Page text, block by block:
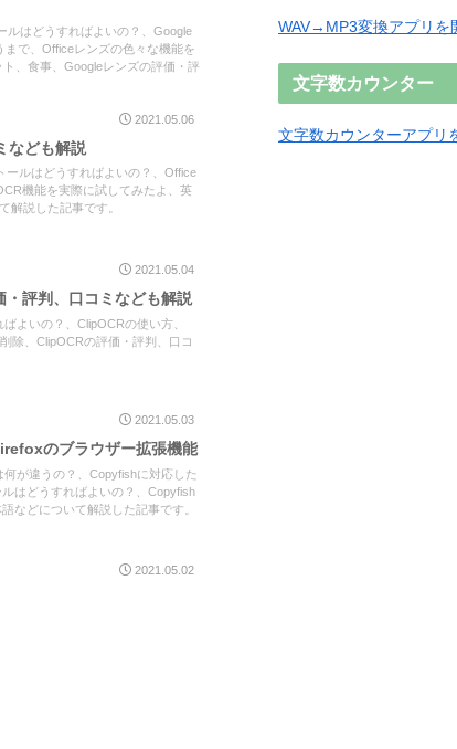
ルはどうすればよいの？、Google
まで、Officeレンズの色々な機能を
、食事、Googleレンズの評価・評
2021.05.06
なども解説
ールはどうすればよいの？、Office
機能を実際に試してみたよ、英
解説した記事です。
2021.05.04
評判、口コミなども解説
よいの？、ClipOCRの使い方、
除、ClipOCRの評価・評判、口コ
2021.05.03
のブラウザー拡張機能
が違うの？、Copyfishに対応した
はどうすればよいの？、Copyfish
などについて解説した記事です。
2021.05.02
WAV→MP3変換アプリを
文字数カウンター
文字数カウンターアプリ